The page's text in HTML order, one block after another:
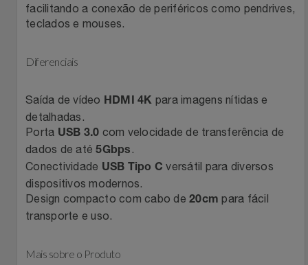
Filmes
Informática
Jogos E Consoles
Livros
Malas E Mochilas
Lity
Loccitane Au Bresil
Loccitane En Provence
Magalu
Meu Resgate Favorito
Mondial
Netshoes
Pet Love Saúde
Ponto Frio
Pontos Por Opiniões
Portal Das Malas
Renner
facilitando a conexão de periféricos como pendrives,
teclados e mouses.
Diferenciais
Saída de vídeo HDMI 4K para imagens nítidas e
detalhadas.
Porta USB 3.0 com velocidade de transferência de
dados de até5Gbps.
Conectividade USB Tipo C versátil para diversos
dispositivos modernos.
Design compacto com cabo de 20cm para fácil
transporte e uso.
Mais sobre o Produto